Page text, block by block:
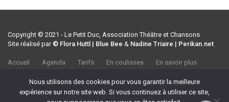
Copyright © 2021 - Le Petit Duc, Association Théâtre et Chansons
Site réalisé par © Flora Huttl | Blue Bee & Nadine Triaire | Perikan.net
Accueil Agenda Tarifs En coulisses
En savoir plus
Association Théâtre et Chansons
35 rue Emile Tavan, 13100 Aix-en-Provence
04 42 27 37 39
Nous utilisons des cookies pour vous garantir la meilleure
expérience sur notre site web. Si vous continuez à utiliser ce site,